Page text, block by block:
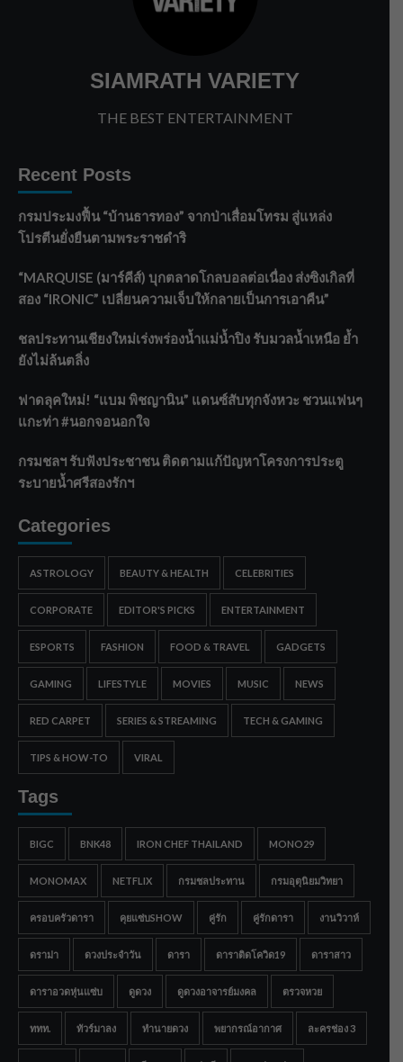
SIAMRATH VARIETY
THE BEST ENTERTAINMENT
Recent Posts
กรมประมงฟื้น “บ้านธารทอง” จากป่าเสื่อมโทรม สู่แหล่ง
โปรตีนยั่งยืนตามพระราชดำริ
“MARQUISE (มาร์คีส์) บุกตลาดโกลบอลต่อเนื่อง ส่งซิงเกิลที่
สอง “IRONIC” เปลี่ยนความเจ็บให้กลายเป็นการเอาคืน”
ชลประทานเชียงใหม่เร่งพร่องน้ำแม่น้ำปิง รับมวลน้ำเหนือ ย้ำ
ยังไม่ล้นตลิ่ง
ฟาดลุคใหม่! “แบม พิชญานิน” แดนซ์สับทุกจังหวะ ชวนแฟนๆ
แกะท่า #นอกจอนอกใจ
กรมชลฯ รับฟังประชาชน ติดตามแก้ปัญหาโครงการประตู
ระบายน้ำศรีสองรักฯ
Categories
ASTROLOGY BEAUTY & HEALTH CELEBRITIES
CORPORATE EDITOR'S PICKS ENTERTAINMENT
ESPORTS FASHION FOOD & TRAVEL GADGETS
GAMING LIFESTYLE MOVIES MUSIC NEWS
RED CARPET SERIES & STREAMING TECH & GAMING
TIPS & HOW-TO VIRAL
Tags
BIGC BNK48 IRON CHEF THAILAND MONO29
MONOMAX NETFLIX กรมชลประทาน กรมอุตุนิยมวิทยา
ครอบครัวดารา คุยแซ่บSHOW คู่รัก คู่รักดารา งานวิวาห์
ดราม่า ดวงประจำวัน ดารา ดาราติดโควิด19 ดาราสาว
ดาราอวดหุ่นแซ่บ ดูดวง ดูดวงอาจารย์มงคล ตรวจหวย
ททท. ทัวร์มาลง ทำนายดวง พยากรณ์อากาศ ละครช่อง 3